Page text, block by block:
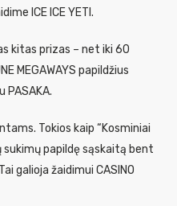
ICE ICE YETI.
kitas prizas – net iki 60
MEGAWAYS papildžius
PASAKA.
Tokios kaip “Kosminiai
papildę sąskaitą bent
galioja žaidimui CASINO